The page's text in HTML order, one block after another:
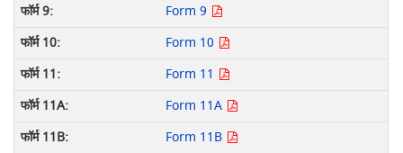
Form 9
Form 10
Form 11
Form 11A
Form 11B